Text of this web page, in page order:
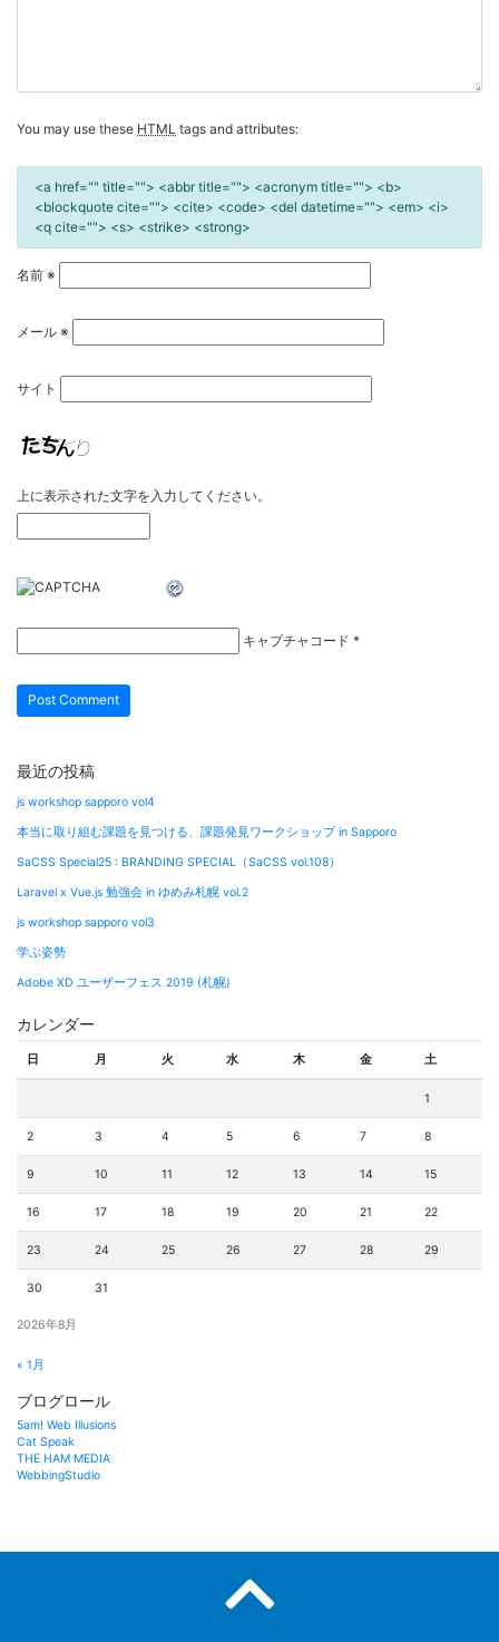
You may use these HTML tags and attributes:
<a href="" title=""> <abbr title=""> <acronym title=""> <b>
<blockquote cite=""> <cite> <code> <del datetime=""> <em> <i>
<q cite=""> <s> <strike> <strong>
名前 ※
メール ※
サイト
上に表示された文字を入力してください。
キャプチャコード *
最近の投稿
js workshop sapporo vol4
本当に取り組む課題を見つける、課題発見ワークショップ in Sapporo
SaCSS Special25 : BRANDING SPECIAL（SaCSS vol.108）
Laravel x Vue.js 勉強会 in ゆめみ札幌 vol.2
js workshop sapporo vol3
学ぶ姿勢
Adobe XD ユーザーフェス 2019 (札幌)
カレンダー
2026年8月
日 月 火 水 木 金 土
1
2 3 4 5 6 7 8
9 10 11 12 13 14 15
16 17 18 19 20 21 22
23 24 25 26 27 28 29
30 31
« 1月
ブログロール
5am! Web Illusions
Cat Speak
THE HAM MEDIA
WebbingStudio